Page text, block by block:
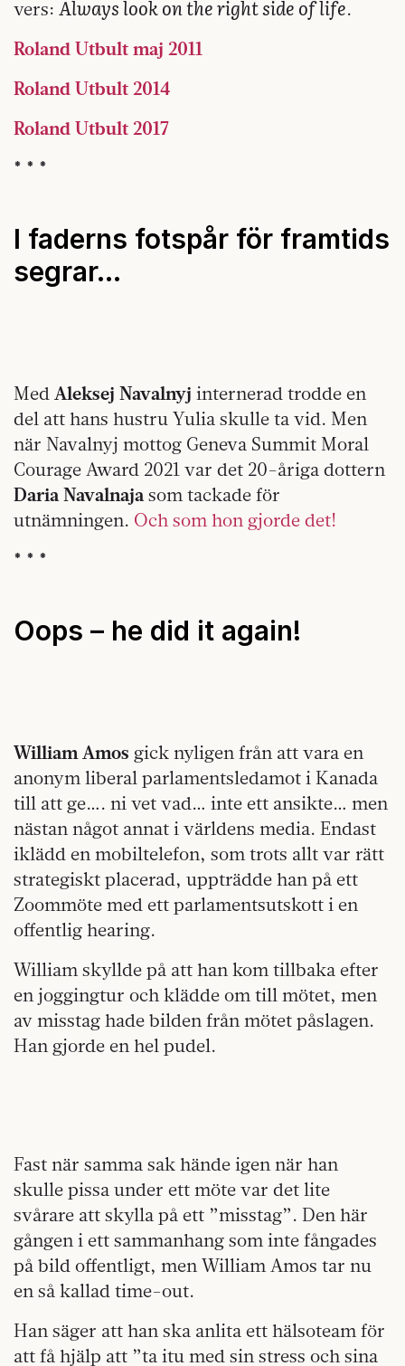
vers: Always look on the right side of life.
Roland Utbult maj 2011
Roland Utbult 2014
Roland Utbult 2017
* * *
I faderns fotspår för framtids
segrar…
Med Aleksej Navalnyj internerad trodde en
del att hans hustru Yulia skulle ta vid. Men
när Navalnyj mottog Geneva Summit Moral
Courage Award 2021 var det 20-åriga dottern
Daria Navalnaja som tackade för
utnämningen. Och som hon gjorde det!
* * *
Oops – he did it again!
William Amos gick nyligen från att vara en
anonym liberal parlamentsledamot i Kanada
till att ge…. ni vet vad… inte ett ansikte… men
nästan något annat i världens media. Endast
iklädd en mobiltelefon, som trots allt var rätt
strategiskt placerad, uppträdde han på ett
Zoommöte med ett parlamentsutskott i en
offentlig hearing.
William skyllde på att han kom tillbaka efter
en joggingtur och klädde om till mötet, men
av misstag hade bilden från mötet påslagen.
Han gjorde en hel pudel.
Fast när samma sak hände igen när han
skulle pissa under ett möte var det lite
svårare att skylla på ett ”misstag”. Den här
gången i ett sammanhang som inte fångades
på bild offentligt, men William Amos tar nu
en så kallad time-out.
Han säger att han ska anlita ett hälsoteam för
att få hjälp att ”ta itu med sin stress och sina